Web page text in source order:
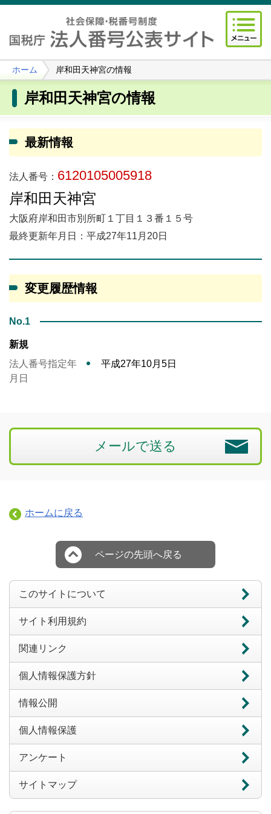
ホーム 岸和田天神宮の情報
岸和田天神宮の情報
最新情報
法人番号： 6120105005918
岸和田天神宮
大阪府岸和田市別所町１丁目１３番１５号
最終更新年月日：平成27年11月20日
変更履歴情報
No.1
新規
法人番号指定年
月日
平成27年10月5日
メールで送る
ホームに戻る
ページの先頭へ戻る
このサイトについて
サイト利用規約
関連リンク
個人情報保護方針
情報公開
個人情報保護
アンケート
サイトマップ